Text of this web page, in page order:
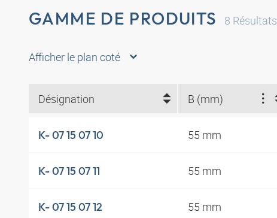
GAMME DE PRODUITS 8 Résultats
Afficher le plan coté
Désignation B (mm)
K- 07 15 07 10 55 mm
K- 07 15 07 11 55 mm
K- 07 15 07 12 55 mm